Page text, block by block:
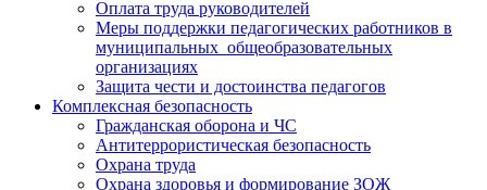
Оплата труда руководителей
Меры поддержки педагогических работников в
муниципальных общеобразовательных
организациях
Защита чести и достоинства педагогов
Комплексная безопасность
Гражданская оборона и ЧС
Антитеррористическая безопасность
Охрана труда
Охрана здоровья и формирование ЗОЖ